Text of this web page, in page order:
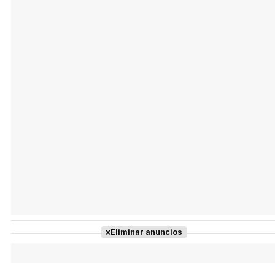
Eliminar anuncios